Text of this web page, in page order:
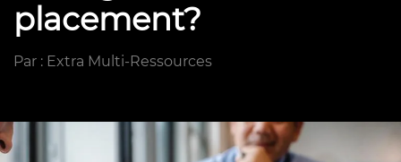
placement?
Par : Extra Multi-Ressources